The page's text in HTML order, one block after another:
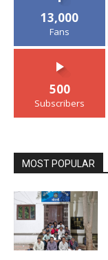
13,000
Fans
500
Subscribers
MOST POPULAR